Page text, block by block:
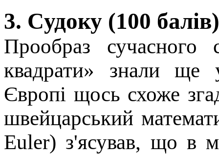
3. Cудоку (100 балів)
Прообраз сучасного
квадрати» знали ще
Європі щось схоже
швейцарський
Euler) з'ясував, що в